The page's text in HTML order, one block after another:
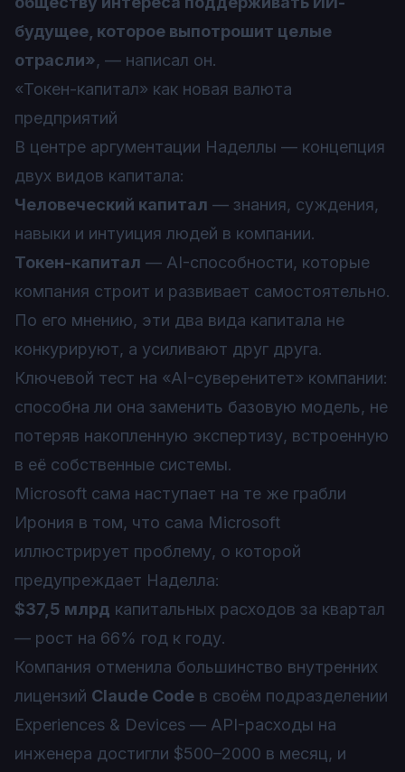
будущее, которое выпотрошит целые
отрасли», — написал он.
«Токен-капитал» как новая валюта
предприятий
В центре аргументации Наделлы — концепция
двух видов капитала:
Человеческий капитал — знания, суждения,
навыки и интуиция людей в компании.
Токен-капитал — AI-способности, которые
компания строит и развивает самостоятельно.
По его мнению, эти два вида капитала не
конкурируют, а усиливают друг друга.
Ключевой тест на «AI-суверенитет» компании:
способна ли она заменить базовую модель, не
потеряв накопленную экспертизу, встроенную
в её собственные системы.
Microsoft сама наступает на те же грабли
Ирония в том, что сама Microsoft
иллюстрирует проблему, о которой
предупреждает Наделла:
$37,5 млрд капитальных расходов за квартал
— рост на 66% год к году.
Компания отменила большинство внутренних
лицензий Claude Code в своём подразделении
Experiences & Devices — API-расходы на
инженера достигли $500–2000 в месяц, и